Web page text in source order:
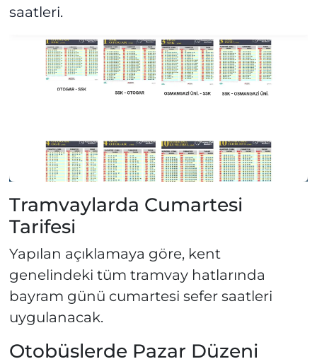
saatleri.
Tramvaylarda Cumartesi
Tarifesi
Yapılan açıklamaya göre, kent
genelindeki tüm tramvay hatlarında
bayram günü cumartesi sefer saatleri
uygulanacak.
Otobüslerde Pazar Düzeni